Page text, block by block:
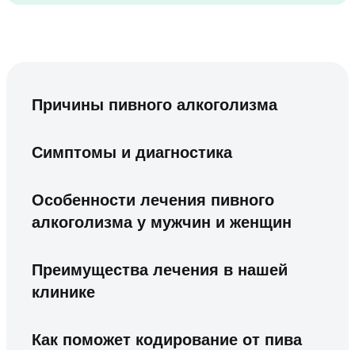
Причины пивного алкоголизма
Симптомы и диагностика
Особенности лечения пивного
алкоголизма у мужчин и женщин
Преимущества лечения в нашей
клинике
Как поможет кодирование от пива